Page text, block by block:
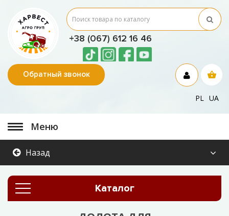
+38 (067) 612 16 46
Обратный звонок
PL UA
Меню
Назад
Каталог